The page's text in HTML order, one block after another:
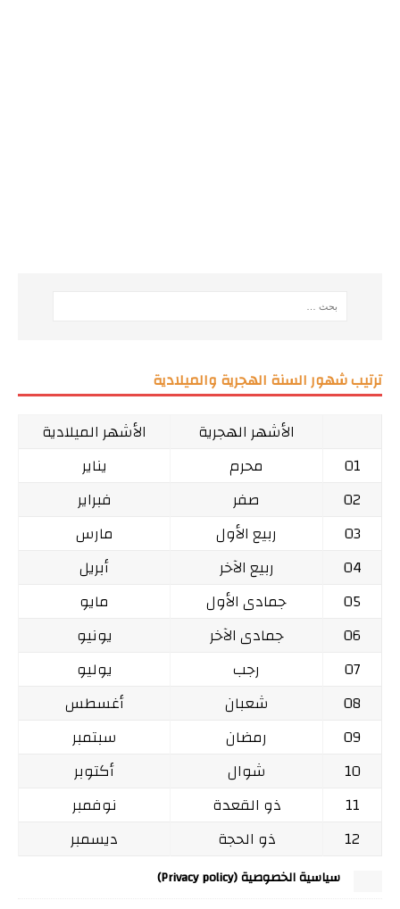
ترتيب شهور السنة الهجرية والميلادية
الأشهر الهجرية
الأشهر الميلادية
01
محرم
يناير
02
صفر
فبراير
03
ربيع الأول
مارس
04
ربيع الآخر
أبريل
05
جمادى الأول
مايو
06
جمادى الآخر
يونيو
07
رجب
يوليو
08
شعبان
أغسطس
09
رمضان
سبتمبر
10
شوال
أكتوبر
11
ذو القعدة
نوفمبر
12
ذو الحجة ديسمبر
سياسية الخصوصية (Privacy policy)